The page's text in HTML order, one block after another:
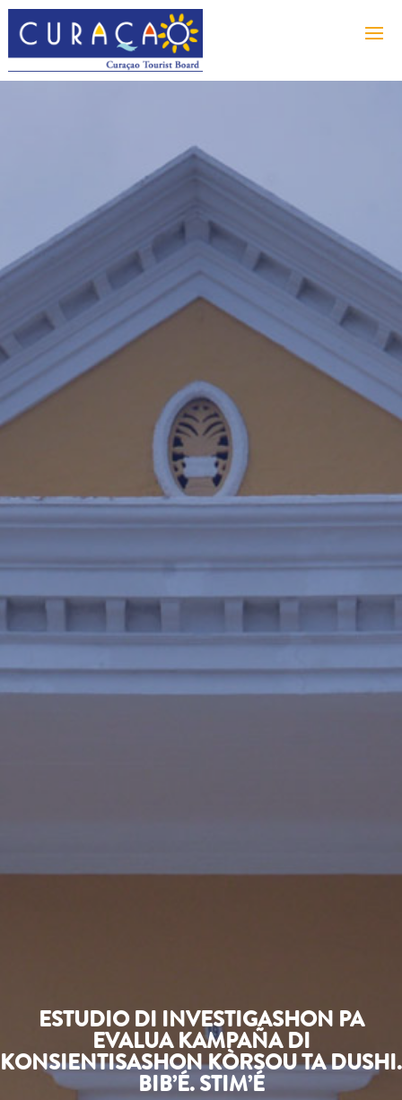
ESTUDIO DI INVESTIGASHON PA
EVALUA KAMPAÑA DI
KONSIENTISASHON KÒRSOU TA DUSHI.
BIB’É. STIM’É